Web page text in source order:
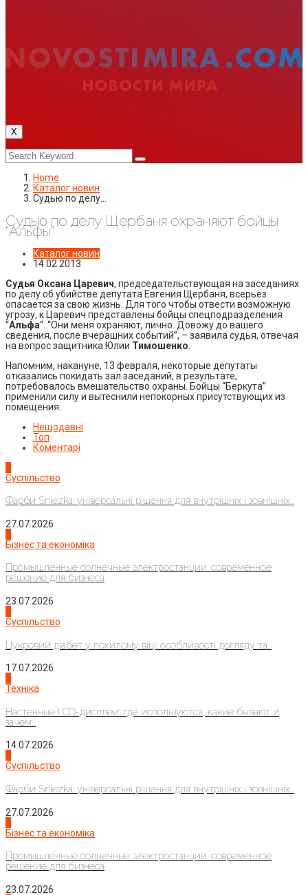
X
Home
Каталог новин
Судью по делу…
Судью по делу Щербаня охраняют бойцы
“Альфы”
Каталог новин
14.02.2013
Судья Оксана Царевич, председательствующая на заседаниях
по делу об убийстве депутата Евгения Щербаня, всерьез
опасается за свою жизнь. Для того чтобы отвести возможную
угрозу, к Царевич представлены бойцы спецподразделения
“Альфа“. “Они меня охраняют, лично. Довожу до вашего
сведения, после вчерашних событий”, – заявила судья, отвечая
на вопрос защитника Юлии Тимошенко
Напомним, накануне, 13 февраля, некоторые депутаты
отказались покидать зал заседаний, в результате,
потребовалось вмешательство охраны. Бойцы “Беркута”
применили силу и вытеснили непокорных присутствующих из
помещения.
Нещодавні
Топ
Коментарі
Суспільство
Фарби Sniezka: універсальні рішення для внутрішніх і зовнішніх...
27.07.2026
Бізнес та економіка
Промышленные солнечные электростанции: современное
решение для бизнеса
23.07.2026
Суспільство
Цукровий діабет у похилому віці: особливості догляду та...
17.07.2026
Техніка
Настенные LCD-дисплеи: где используются, какие бывают и
зачем...
14.07.2026
Суспільство
Фарби Sniezka: універсальні рішення для внутрішніх і зовнішніх...
27.07.2026
Бізнес та економіка
Промышленные солнечные электростанции: современное
решение для бизнеса
23.07.2026